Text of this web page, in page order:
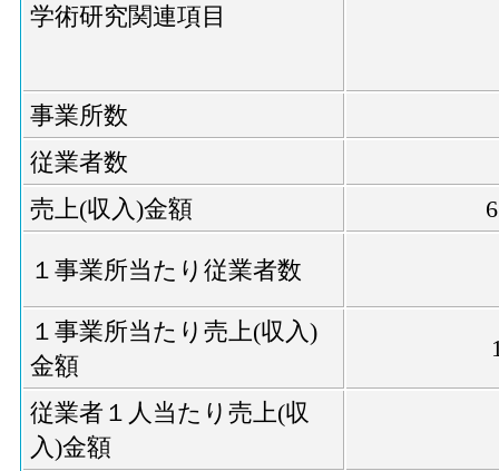
学術研究関連項目
事業所数
従業者数
売上(収入)金額
１事業所当たり従業者数
１事業所当たり売上(収入)
金額
従業者１人当たり売上(収
入)金額